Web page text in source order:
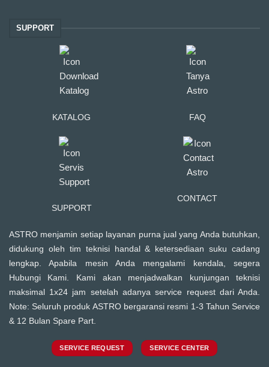
SUPPORT
KATALOG FAQ
SUPPORT
CONTACT
ASTRO menjamin setiap layanan purna jual yang Anda butuhkan,
didukung oleh tim teknisi handal & ketersediaan suku cadang
lengkap. Apabila mesin Anda mengalami kendala, segera
Hubungi Kami. Kami akan menjadwalkan kunjungan teknisi
maksimal 1x24 jam setelah adanya service request dari Anda.
Note: Seluruh produk ASTRO bergaransi resmi 1-3 Tahun Service
& 12 Bulan Spare Part.
SERVICE REQUEST SERVICE CENTER